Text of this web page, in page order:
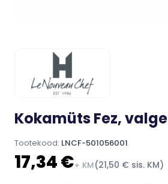
Kokamüts Fez, valge
Tootekood: LNCF-501056001
17,34 €+ KM(21,50 € sis. KM)